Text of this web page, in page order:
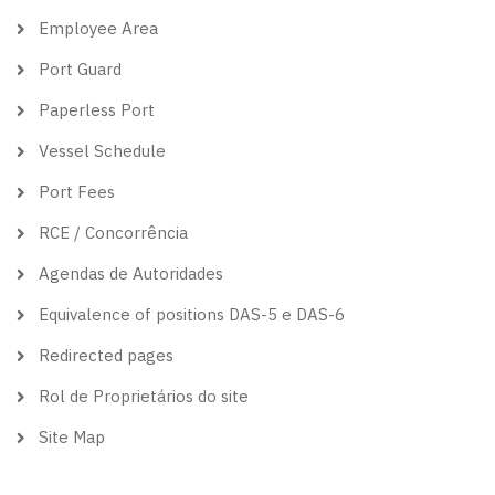
Employee Area
Port Guard
Paperless Port
Vessel Schedule
Port Fees
RCE / Concorrência
Agendas de Autoridades
Equivalence of positions DAS-5 e DAS-6
Redirected pages
Rol de Proprietários do site
Site Map